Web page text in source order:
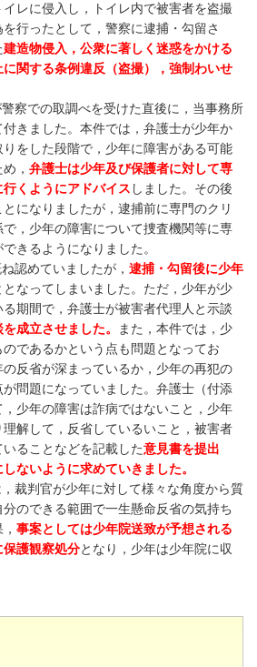
レに侵入し，トイレ内で被害者を盗撮
行ったとして，警察に逮捕・勾留さ
建造物侵入，公衆に著しく迷惑をかける
関する条例違反（盗撮），強制わいせ
察での取調べを受けた直後に，当事務所
きました。本件では，弁護士が少年か
をした段階で，少年に障害がある可能
， 弁護士は少年及び保護者に対して専
くようにアドバイス しました。その後
になりましたが，逮捕前に専門のクリ
，少年の障害について捜査機関等に専
きるようになりました。
認めていましたが， 逮捕・勾留後に少年
となってしまいました。ただ，少年が少
期間で，弁護士が被害者代理人と示談
成立させました。
また，本件では，少
であるかという点も問題となってお
反省が深まっているか，少年の再犯の
問題になっていました。弁護士（付添
少年の障害は詐病ではないこと，少年
解して，反省しているいこと，被害者
ることなどを記載した意見書を提出
ないように求めていきました。
裁判官が少年に対して様々な角度から質
のできる範囲で一生懸命反省の気持ち
事案としては少年院送致が予想される
護観察処分となり，少年は少年院に収